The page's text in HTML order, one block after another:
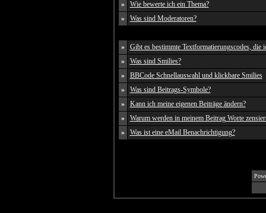
»
Wie bewerte ich ein Thema?
»
Was sind Moderatoren?
»
Gibt es bestimmte Textformatierungscodes, die
»
Was sind Smilies?
»
BBCode Schnellauswahl und klickbare Smilies
»
Was sind Beitrags-Symbole?
»
Kann ich meine eigenen Beiträge ändern?
»
Warum werden in meinem Beitrag Worte
»
Was ist eine eMail Benachrichtigung?